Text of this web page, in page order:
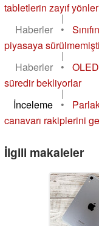
tabletlerin zayıf
|
Haberler
•
piyasaya
|
Haberler
•
süredir bekliyorlar
|
İnceleme
•
canavarı rakiplerini
İlgili makaleler